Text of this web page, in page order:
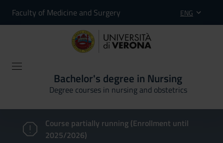
Faculty of Medicine and Surgery ENG
Bachelor's degree in Nursing
Degree courses in nursing and obstetrics
Course partially running (Enrollment until
2025/2026)